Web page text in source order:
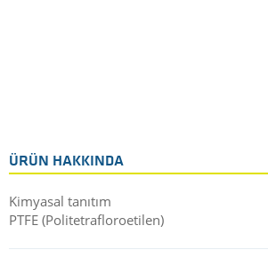
ÜRÜN HAKKINDA
Kimyasal tanıtım
PTFE (Politetrafloroetilen)